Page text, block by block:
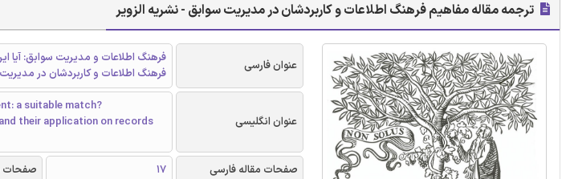
ترجمه مقاله مفاهیم فرهنگ اطلاعات و کاربردشان در مدیریت سوابق - نشریه الزویر
عنوان فارسی
فرهنگ اطلاعات و مدیریت سوابق: آیا
فرهنگ اطلاعات و کاربردشان در
عنوان انگلیسی
a suitable match?
their application on records
صفحات مقاله فارسی
17 صفحات